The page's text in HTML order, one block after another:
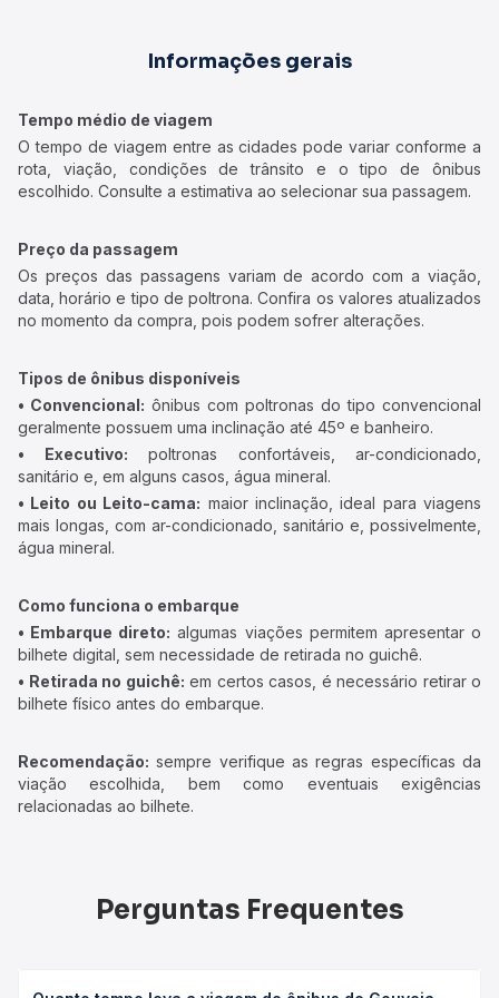
Informações gerais
Tempo médio de viagem
O tempo de viagem entre as cidades pode variar conforme a
rota, viação, condições de trânsito e o tipo de ônibus
escolhido. Consulte a estimativa ao selecionar sua passagem.
Preço da passagem
Os preços das passagens variam de acordo com a viação,
data, horário e tipo de poltrona. Confira os valores atualizados
no momento da compra, pois podem sofrer alterações.
Tipos de ônibus disponíveis
• Convencional: ônibus com poltronas do tipo convencional
geralmente possuem uma inclinação até 45º e banheiro.
• Executivo: poltronas confortáveis, ar-condicionado,
sanitário e, em alguns casos, água mineral.
• Leito ou Leito-cama: maior inclinação, ideal para viagens
mais longas, com ar-condicionado, sanitário e, possivelmente,
água mineral.
Como funciona o embarque
• Embarque direto: algumas viações permitem apresentar o
bilhete digital, sem necessidade de retirada no guichê.
• Retirada no guichê: em certos casos, é necessário retirar o
bilhete físico antes do embarque.
Recomendação: sempre verifique as regras específicas da
viação escolhida, bem como eventuais exigências
relacionadas ao bilhete.
Perguntas Frequentes